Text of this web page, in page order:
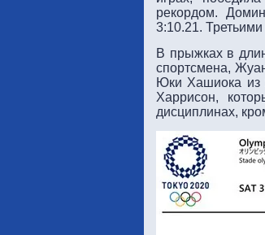
рекордом.
3:10.21.
В прыжках в
спортсмена,
Юки Хашиока из
Харрисон,
дисциплинах,